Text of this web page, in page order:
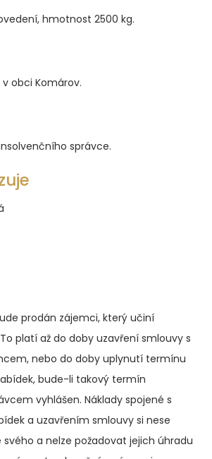
hmotnost 2500 kg.
obci Komárov.
správce.
prodán zájemci, který učiní
platí až do doby uzavření smlouvy s
nebo do doby uplynutí termínu
bude-li takový termín
vyhlášen. Náklady spojené s
a uzavřením smlouvy si nese
svého a nelze požadovat jejich úhradu